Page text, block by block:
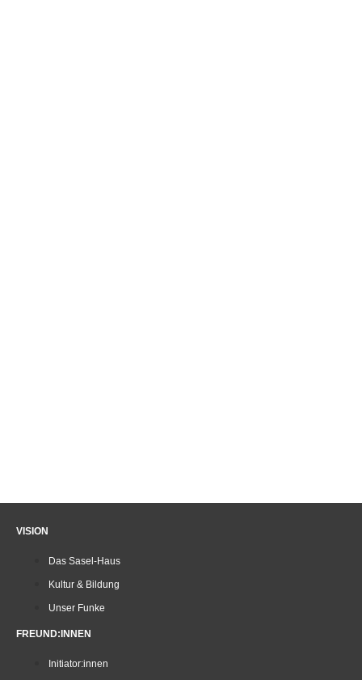
VISION
Das Sasel-Haus
Kultur & Bildung
Unser Funke
FREUND:INNEN
Initiator:innen